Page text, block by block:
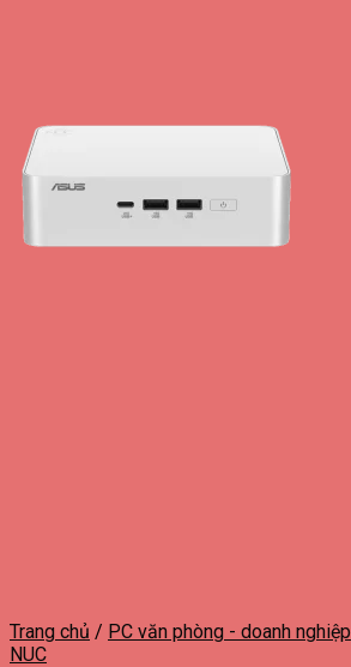
Trang chủ / PC văn phòng - doanh nghiệp
NUC